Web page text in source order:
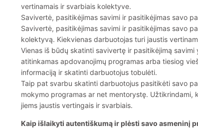
vertinamais ir svarbiais kolektyve.
Savivertė, pasitikėjimas savimi ir pasitikėjimas savo
Savivertė, pasitikėjimas savimi ir pasitikėjimas savo
kolektyvą. Kiekvienas darbuotojas turi jaustis
Vienas iš būdų skatinti savivertę ir pasitikėjimą
atitinkamas apdovanojimų programas arba tiesiog
informaciją ir skatinti darbuotojus tobulėti.
Taip pat svarbu skatinti darbuotojus pasitikėti savo
mokymo programas ar net mentorystę.
jiems jaustis vertingais ir svarbiais.
Kaip išlaikyti autentiškumą ir plėsti savo asmeninį